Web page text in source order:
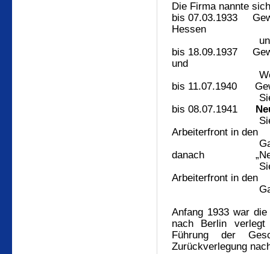
Die Firma nannte sich
bis 07.03.1933
Hessen
und
bis 18.09.1937
und
bis 11.07.1940
bis 08.07.1941
Arbeiterfront in den
Gauen
danach
Arbeiterfront in den
Gauen
Anfang 1933 war
nach Berlin
Führung der
Zurückverlegung